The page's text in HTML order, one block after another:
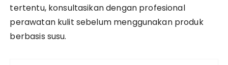
tertentu, konsultasikan dengan profesional
perawatan kulit sebelum menggunakan produk
berbasis susu.